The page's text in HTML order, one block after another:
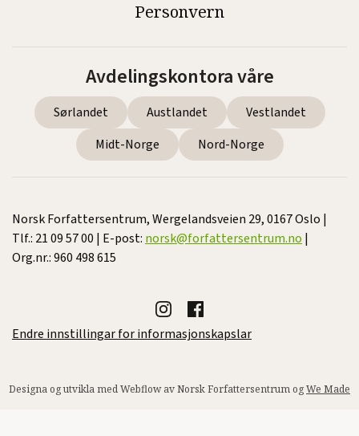
Personvern
Avdelingskontora våre
Sørlandet Austlandet
Vestlandet
Midt-Norge
Nord-Norge
Norsk Forfattersentrum, Wergelandsveien 29, 0167 Oslo |
Tlf.: 21 09 57 00 | E-post: norsk@forfattersentrum.no |
Org.nr.: 960 498 615
Endre innstillingar for informasjonskapslar
Designa og utvikla med Webflow av Norsk Forfattersentrum ogWe Made